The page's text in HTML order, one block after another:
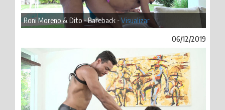
Roni Moreno & Dito - Bareback -Visualizar
06/12/2019